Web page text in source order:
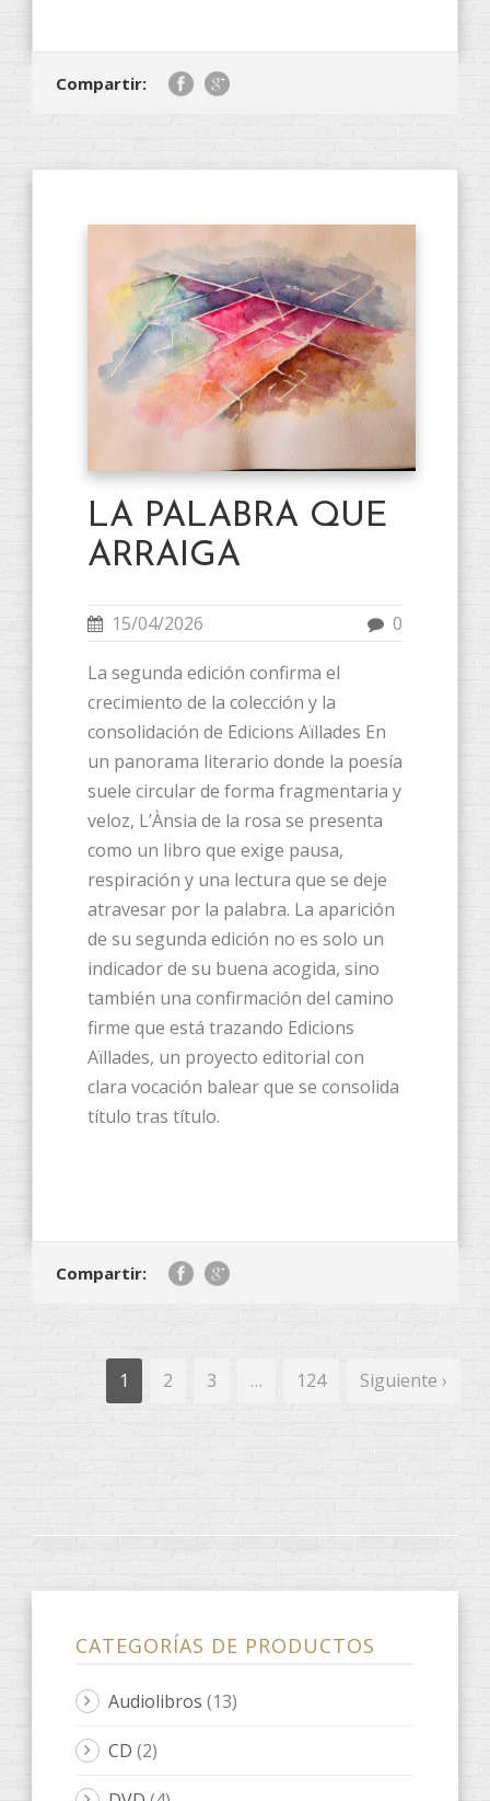
Compartir:
LA PALABRA QUE
ARRAIGA
15/04/2026 0
La segunda edición confirma el
crecimiento de la colección y la
consolidación de Edicions Aïllades En
un panorama literario donde la poesía
suele circular de forma fragmentaria y
veloz, L’Ànsia de la rosa se presenta
como un libro que exige pausa,
respiración y una lectura que se deje
atravesar por la palabra. La aparición
de su segunda edición no es solo un
indicador de su buena acogida, sino
también una confirmación del camino
firme que está trazando Edicions
Aïllades, un proyecto editorial con
clara vocación balear que se consolida
título tras título.
Compartir:
1 2 3 … 124 Siguiente ›
CATEGORÍAS DE PRODUCTOS
Audiolibros (13)
CD (2)